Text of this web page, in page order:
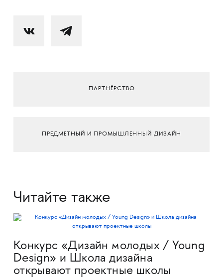
ПАРТНЁРСТВО
ПРЕДМЕТНЫЙ И ПРОМЫШЛЕННЫЙ ДИЗАЙН
Читайте также
Конкурс «Дизайн молодых / Young
Design» и Школа дизайна
открывают проектные школы